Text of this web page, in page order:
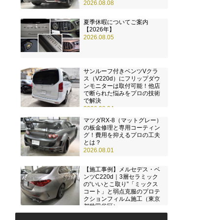
2026.08.08
夏季休暇についてご案内
【2026年】
2026.08.05
サンルーフ付きベンツVクラ
ス（V220d）にフリップダウ
ンモニターは取付可能！他店
で断られた悩みをプロの技術
で解決
2026.08.04
マツダRX-8（マットグレー）
の板金修理と専用コーティン
グ！費用を抑えるプロの工夫
とは？
2026.08.01
【施工事例】メルセデス・ベ
ンツC220d｜3層セラミック
の“いいとこ取り”「ミックス
コート」と弱点克服のプロテ
クションフィルム施工（東京
都世田谷区）
2026.07.28